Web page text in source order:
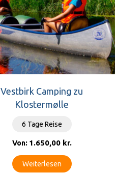
Vestbirk Camping zu
Klostermølle
6 Tage Reise
Von: 1.650,00 kr.
Weiterlesen